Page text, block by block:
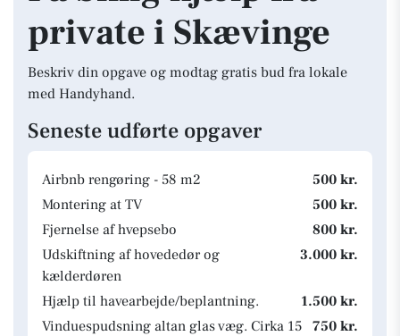
private i Skævinge
Beskriv din opgave og modtag gratis bud fra lokale
med Handyhand.
Seneste udførte opgaver
Airbnb rengøring - 58 m2
500 kr.
Montering at TV
500 kr.
Fjernelse af hvepsebo
800 kr.
Udskiftning af hovededør og
kælderdøren
3.000 kr.
Hjælp til havearbejde/beplantning.
1.500 kr.
Vinduespudsning altan glas væg. Cirka 15 750 kr.